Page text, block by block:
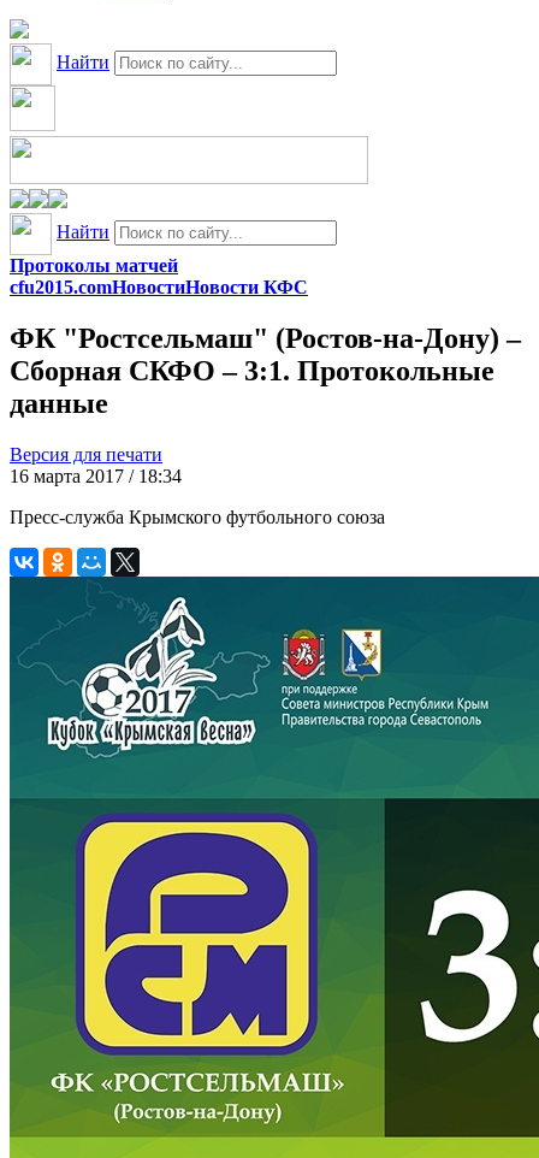
Найти
Найти
Протоколы матчей
cfu2015.comНовостиНовости КФС
ФК "Ростсельмаш" (Ростов-на-Дону) –
Сборная СКФО – 3:1. Протокольные
данные
Версия для печати
16 марта 2017 / 18:34
Пресс-служба Крымского футбольного союза